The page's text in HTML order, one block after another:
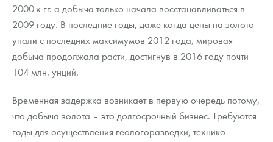
2000-х гг. а добыча только начала восстанавливаться в
2009 году. В последние годы, даже когда цены на золото
упали с последних максимумов 2012 года, мировая
добыча продолжала расти, достигнув в 2016 году почти
104 млн. унций.
Временная задержка возникает в первую очередь потому,
что добыча золота – это долгосрочный бизнес. Требуются
годы для осуществления геологоразведки, технико-